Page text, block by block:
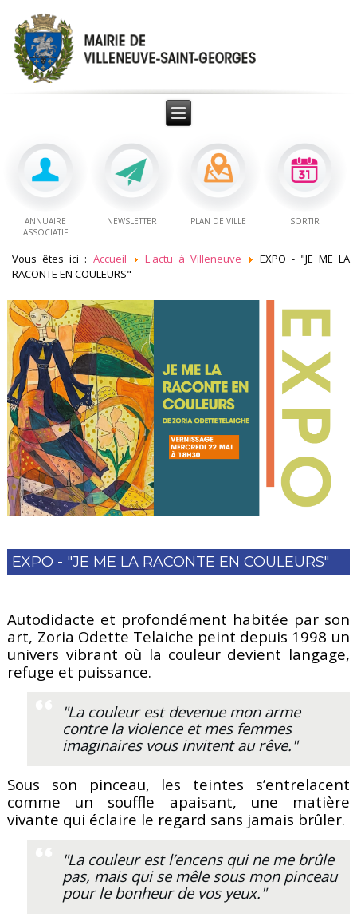
ANNUAIRE
ASSOCIATIF
NEWSLETTER PLAN DE VILLE SORTIR
Vous êtes ici : Accueil L'actu à Villeneuve
EXPO - "JE ME LA
RACONTE EN COULEURS"
EXPO - "JE ME LA RACONTE EN COULEURS"
Autodidacte et profondément habitée par son
art, Zoria Odette Telaiche peint depuis 1998 un
univers vibrant où la couleur devient langage,
refuge et puissance.
"La couleur est devenue mon arme
contre la violence et mes femmes
imaginaires vous invitent au rêve."
Sous son pinceau, les teintes s’entrelacent
comme un souffle apaisant, une matière
vivante qui éclaire le regard sans jamais brûler.
"La couleur est l’encens qui ne me brûle
pas, mais qui se mêle sous mon pinceau
pour le bonheur de vos yeux."